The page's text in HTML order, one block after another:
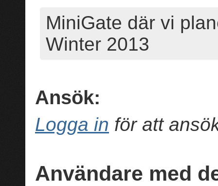
MiniGate där vi
Winter 2013
Ansök:
Logga in för att
Användare med